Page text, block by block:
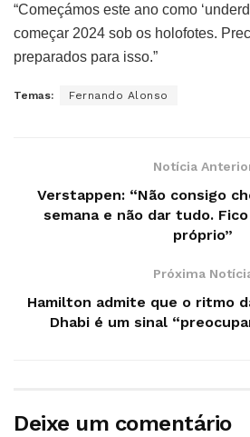
“Começámos este ano como
começar 2024 sob os holofotes.
preparados para isso.”
Temas: Fernando Alonso
Notícia
Verstappen: “Não consigo
semana e não dar tudo.
próprio”
Próxima
Hamilton admite que o ritmo
Dhabi é um sinal
Deixe um comentário